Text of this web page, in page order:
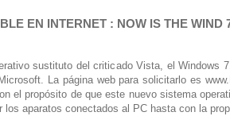
EN INTERNET : NOW IS THE
sustituto del criticado Vista, el Windows
La página web para solicitarlo es
el propósito de que este nuevo sistema
aparatos conectados al PC hasta con la